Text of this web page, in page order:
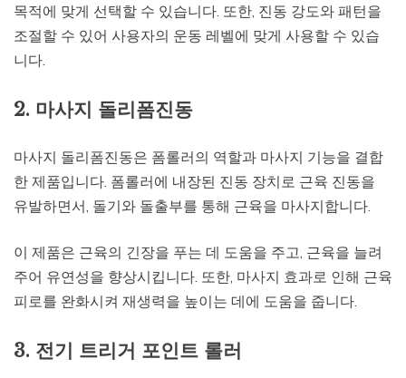
목적에 맞게 선택할 수 있습니다. 또한, 진동 강도와 패턴을
조절할 수 있어 사용자의 운동 레벨에 맞게 사용할 수 있습
니다.
2. 마사지 돌리폼진동
마사지 돌리폼진동은 폼롤러의 역할과 마사지 기능을 결합
한 제품입니다. 폼롤러에 내장된 진동 장치로 근육 진동을
유발하면서, 돌기와 돌출부를 통해 근육을 마사지합니다.
이 제품은 근육의 긴장을 푸는 데 도움을 주고, 근육을 늘려
주어 유연성을 향상시킵니다. 또한, 마사지 효과로 인해 근육
피로를 완화시켜 재생력을 높이는 데에 도움을 줍니다.
3. 전기 트리거 포인트 롤러